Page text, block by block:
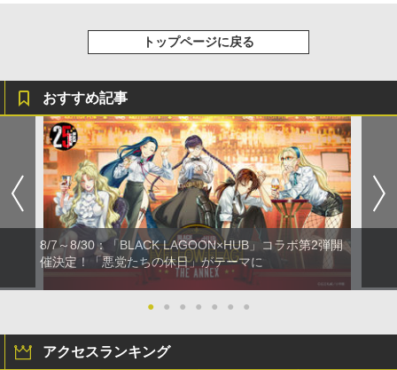
トップページに戻る
おすすめ記事
8/7～8/30：「BLACK LAGOON×HUB」コラボ第2弾開
催決定！「悪党たちの休日」がテーマに
● ● ● ● ● ● ●
アクセスランキング